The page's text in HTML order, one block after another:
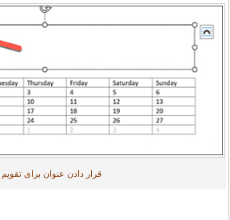
قرار دادن عنوان برای تقویم